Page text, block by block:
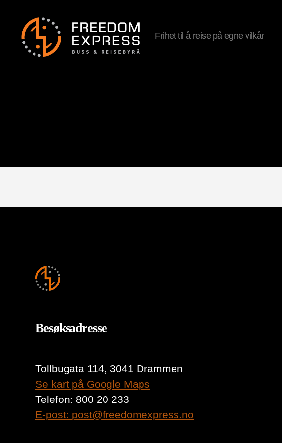
Frihet til å reise på egne vilkår
Besøksadresse
Tollbugata 114, 3041 Drammen
Se kart på Google Maps
Telefon: 800 20 233
E-post: post@freedomexpress.no